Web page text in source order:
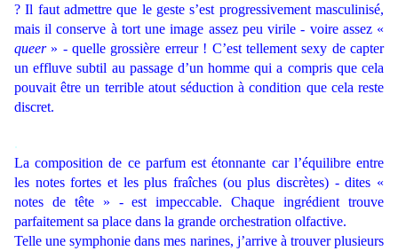
? Il faut admettre que le geste s’est progressivement masculinisé,
mais il conserve à tort une image assez peu virile - voire assez «
queer» - quelle grossière erreur ! C’est tellement sexy de capter
un effluve subtil au passage d’un homme qui a compris que cela
pouvait être un terrible atout séduction à condition que cela reste
discret.
.
La composition de ce parfum est étonnante car l’équilibre entre
les notes fortes et les plus fraîches (ou plus discrètes) - dites «
notes de tête » - est impeccable. Chaque ingrédient trouve
parfaitement sa place dans la grande orchestration olfactive.
Telle une symphonie dans mes narines, j’arrive à trouver plusieurs